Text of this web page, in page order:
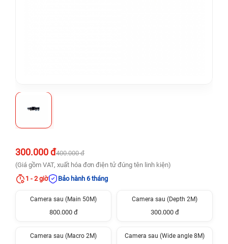
300.000 đ400.000 đ
(Giá gồm VAT, xuất hóa đơn điện tử đúng tên linh kiện)
1 - 2 giờ
Bảo hành 6 tháng
Camera sau (Main 50M)
800.000 đ
Camera sau (Depth 2M)
300.000 đ
Camera sau (Macro 2M) Camera sau (Wide angle 8M)